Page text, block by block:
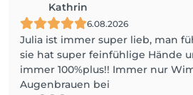
Kathrin
6.08.2026
Julia ist immer super lieb, man
sie hat super feinfühlige Hände
immer 100%plus!! Immer nur
Augenbrauen bei